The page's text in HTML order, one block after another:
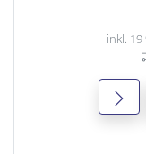
inkl. 19